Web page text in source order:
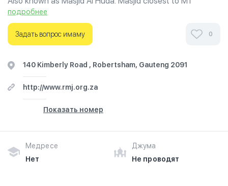
freeway heading south away from Johannesburg City
Centre. Directly opposite Gold Reef City. Ladies salaah
facilities available.
Huda Masjid в г.Йоханнесбург на фотографиях и
узнайте о часах работы. Ваше духовное путешествие
начинается здесь.
подробнее
Задать вопрос имаму 0
140 Kimberly Road , Robertsham, Gauteng 2091
http://www.rmj.org.za
Показать номер
Медресе
Нет
Джума
Не проводят